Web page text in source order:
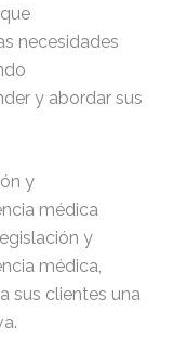
necesidades
y abordar sus
y
médica
y
médica,
sus clientes una